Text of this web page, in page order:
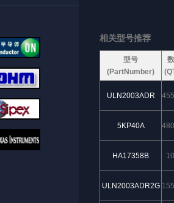
相关型号推荐
型号
(PartNumber)
ULN2003ADR
5KP40A
HA17358B
ULN2003ADR2G